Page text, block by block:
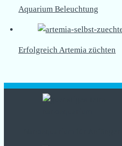
Aquarium Beleuchtung
Erfolgreich Artemia züchten